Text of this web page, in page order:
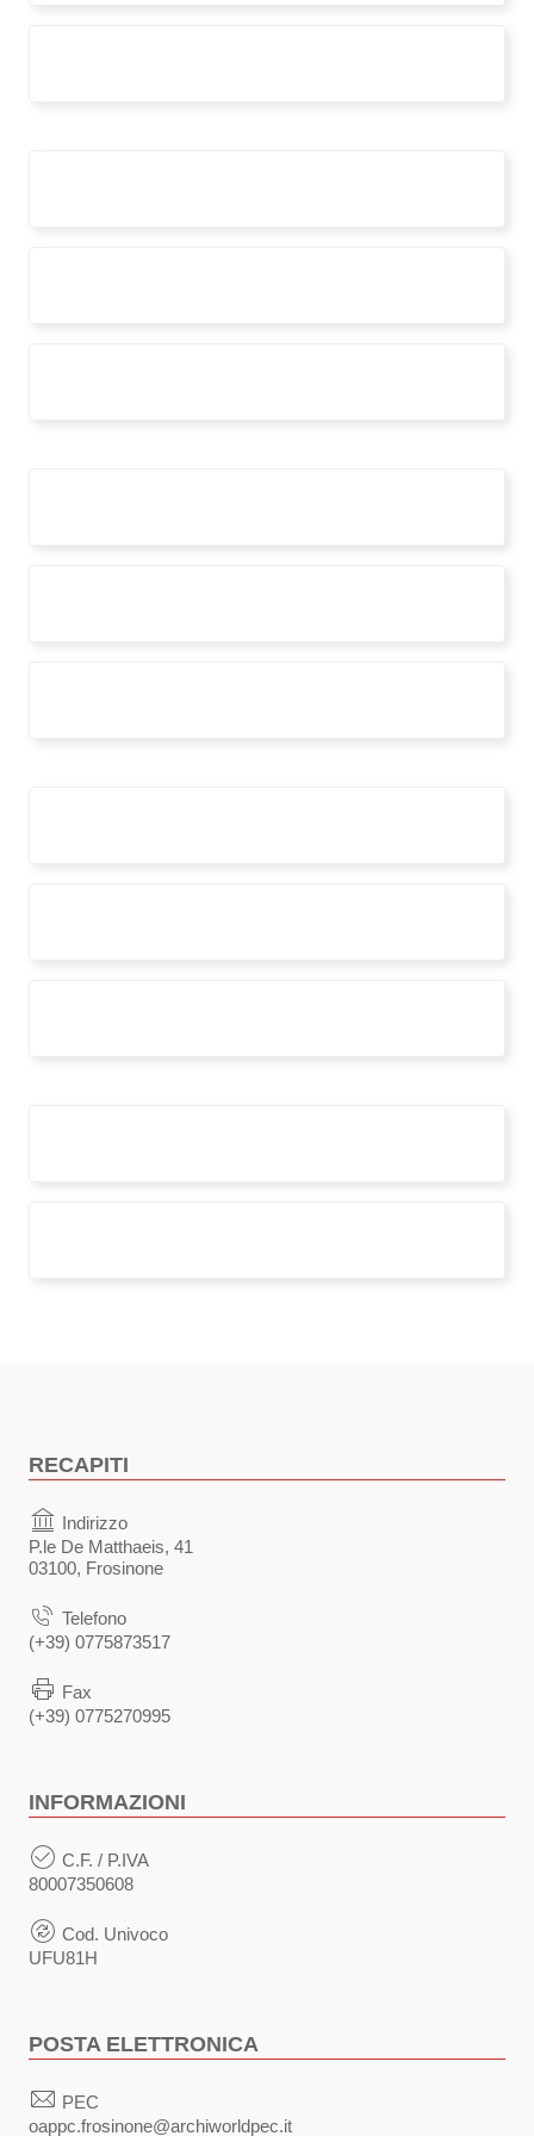
RECAPITI
Indirizzo
P.le De Matthaeis, 41
03100, Frosinone
Telefono
(+39) 0775873517
Fax
(+39) 0775270995
INFORMAZIONI
C.F. / P.IVA
80007350608
Cod. Univoco
UFU81H
POSTA ELETTRONICA
PEC
oappc.frosinone@archiworldpec.it